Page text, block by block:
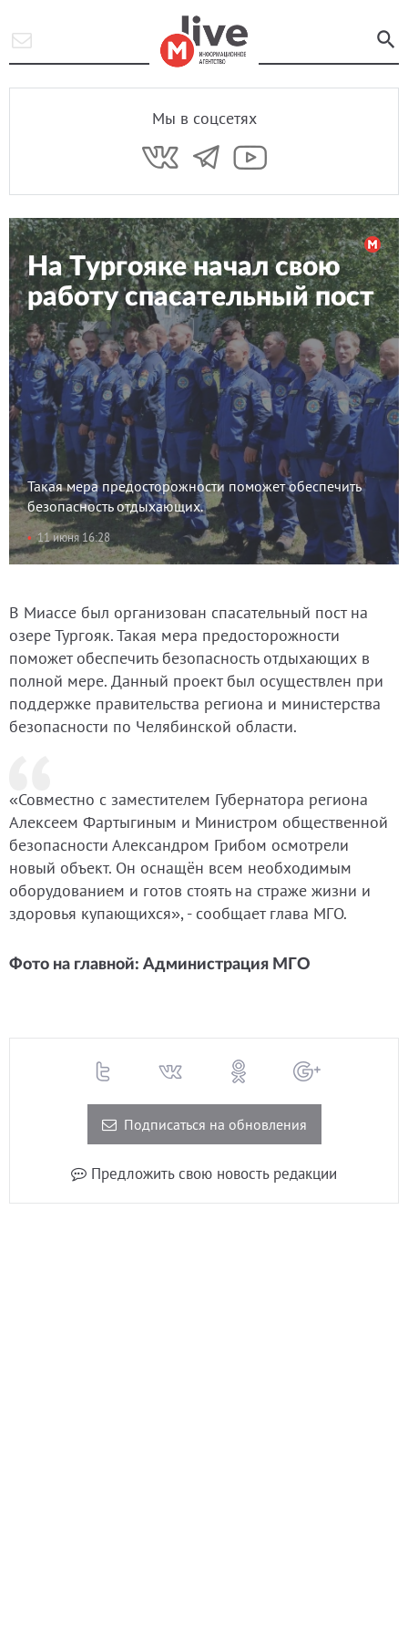
Мы в соцсетях
На Тургояке начал свою
работу спасательный пост
Такая мера предосторожности поможет обеспечить
безопасность отдыхающих.
11 июня 16:28
В Миассе был организован спасательный пост на
озере Тургояк. Такая мера предосторожности
поможет обеспечить безопасность отдыхающих в
полной мере. Данный проект был осуществлен при
поддержке правительства региона и министерства
безопасности по Челябинской области.
«Совместно с заместителем Губернатора региона
Алексеем Фартыгиным и Министром общественной
безопасности Александром Грибом осмотрели
новый объект. Он оснащён всем необходимым
оборудованием и готов стоять на страже жизни и
здоровья купающихся», - сообщает глава МГО.
Фото на главной: Администрация МГО
Подписаться на обновления
Предложить свою новость редакции